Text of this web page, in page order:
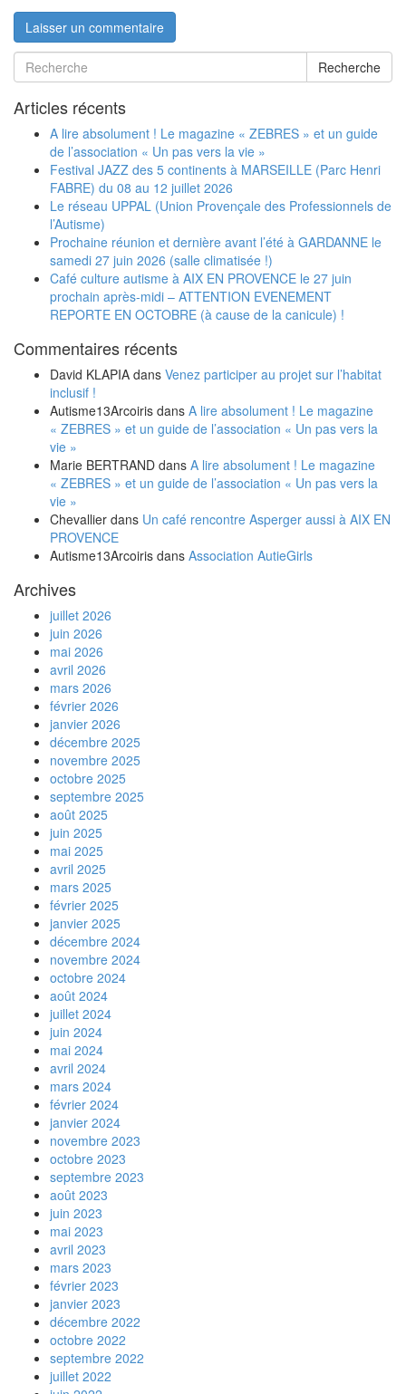
Recherche
Articles récents
A lire absolument ! Le magazine « ZEBRES » et un guide
de l’association « Un pas vers la vie »
Festival JAZZ des 5 continents à MARSEILLE (Parc Henri
FABRE) du 08 au 12 juillet 2026
Le réseau UPPAL (Union Provençale des Professionnels de
l’Autisme)
Prochaine réunion et dernière avant l’été à GARDANNE le
samedi 27 juin 2026 (salle climatisée !)
Café culture autisme à AIX EN PROVENCE le 27 juin
prochain après-midi – ATTENTION EVENEMENT
REPORTE EN OCTOBRE (à cause de la canicule) !
Commentaires récents
David KLAPIA dans Venez participer au projet sur l’habitat
inclusif !
Autisme13Arcoiris dans A lire absolument ! Le magazine
« ZEBRES » et un guide de l’association « Un pas vers la
vie »
Marie BERTRAND dans A lire absolument ! Le magazine
« ZEBRES » et un guide de l’association « Un pas vers la
vie »
Chevallier dans Un café rencontre Asperger aussi à AIX EN
PROVENCE
Autisme13Arcoiris dans Association AutieGirls
Archives
juillet 2026
juin 2026
mai 2026
avril 2026
mars 2026
février 2026
janvier 2026
décembre 2025
novembre 2025
octobre 2025
septembre 2025
août 2025
juin 2025
mai 2025
avril 2025
mars 2025
février 2025
janvier 2025
décembre 2024
novembre 2024
octobre 2024
août 2024
juillet 2024
juin 2024
mai 2024
avril 2024
mars 2024
février 2024
janvier 2024
novembre 2023
octobre 2023
septembre 2023
août 2023
juin 2023
mai 2023
avril 2023
mars 2023
février 2023
janvier 2023
décembre 2022
octobre 2022
septembre 2022
juillet 2022